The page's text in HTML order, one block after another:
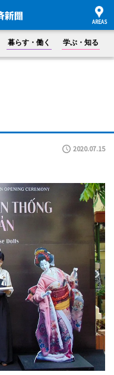
暮らす・働く 学ぶ・知る
2020.07.15